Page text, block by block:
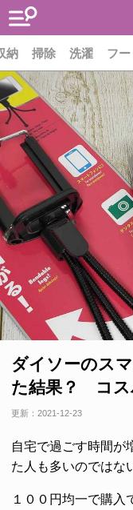
納 掃除 洗濯 フー
ダイソーのス
た結果？ コス
更新： 2021-12-23
自宅で過ごす時間が
た人も多いのではな
１００円均一で購入